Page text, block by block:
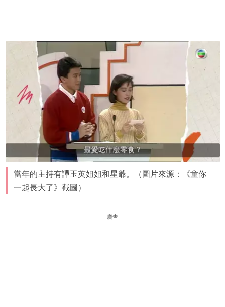
當年的主持有譚玉英姐姐和星爺。（圖片來源：《童你
一起長大了》截圖）
廣告